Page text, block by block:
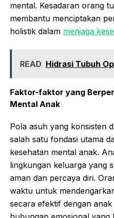
mental. Kesadaran orang
membantu menciptakan
holistik dalam menjaga
READ Hidrasi Tubuh
Faktor-faktor yang
Mental Anak
Pola asuh yang konsisten
salah satu fondasi utama
kesehatan mental anak.
lingkungan keluarga yang
aman dan percaya diri.
waktu untuk
secara efektif dengan